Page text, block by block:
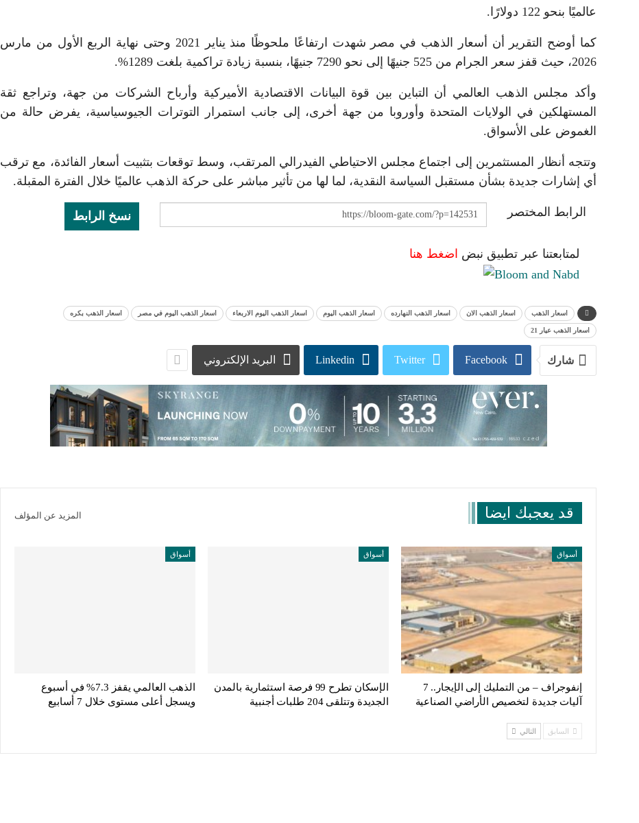
عالميًا بنحو 122 دولارًا.
كما أوضح التقرير أن أسعار الذهب في مصر شهدت ارتفاعًا ملحوظًا منذ يناير 2021 وحتى نهاية الربع الأول من مارس
2026، حيث قفز سعر الجرام من 525 جنيهًا إلى نحو 7290 جنيهًا، بنسبة زيادة تراكمية بلغت 1289%.
وأكد مجلس الذهب العالمي أن التباين بين قوة البيانات الاقتصادية الأميركية وأرباح الشركات من جهة، وتراجع ثقة
المستهلكين في الولايات المتحدة وأوروبا من جهة أخرى، إلى جانب استمرار التوترات الجيوسياسية، يفرض حالة من
الغموض على الأسواق.
وتتجه أنظار المستثمرين إلى اجتماع مجلس الاحتياطي الفيدرالي المرتقب، وسط توقعات بتثبيت أسعار الفائدة، مع ترقب
أي إشارات جديدة بشأن مستقبل السياسة النقدية، لما لها من تأثير مباشر على حركة الذهب عالميًا خلال الفترة المقبلة.
الرابط المختصر نسخ الرابط
لمتابعتنا عبر تطبيق نبض اضغط هنا
اسعار الذهب اسعار الذهب الان اسعار الذهب النهارده اسعار الذهب اليوم اسعار الذهب اليوم الاربعاء اسعار الذهب اليوم في مصر اسعار الذهب بكره
اسعار الذهب عيار 21
شارك Facebook
Twitter
Linkedin البريد الإلكتروني
قد يعجبك ايضا المزيد عن المؤلف
أسواق
إنفوجراف – من التمليك إلى الإيجار.. 7
آليات جديدة لتخصيص الأراضي الصناعية
أسواق
الإسكان تطرح 99 فرصة استثمارية بالمدن
الجديدة وتتلقى 204 طلبات أجنبية
أسواق
الذهب العالمي يقفز 7.3% في أسبوع
ويسجل أعلى مستوى خلال 7 أسابيع
السابق التالي